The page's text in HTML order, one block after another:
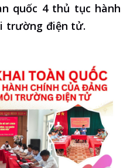
quốc 4 thủ tục hành
trường điện tử.